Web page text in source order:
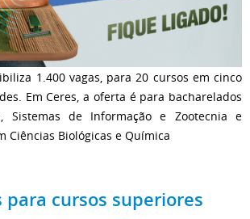
1.400 vagas, para 20 cursos em cinco
Em Ceres, a oferta é para bacharelados
Sistemas de Informação e Zootecnia e
Ciências Biológicas e Química
para cursos superiores